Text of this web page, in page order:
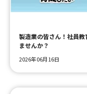
製造業の皆さん！社員
ませんか？
2026年06月16日